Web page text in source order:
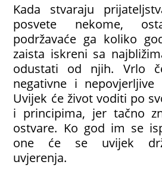
Kada stvaraju
posvete nekome,
podržavaće ga koliko
zaista iskreni sa
odustati od njih. Vrlo
negativne i
Uvijek će život voditi po
i principima, jer tačno
ostvare. Ko god im se
one će se uvijek
uvjerenja.